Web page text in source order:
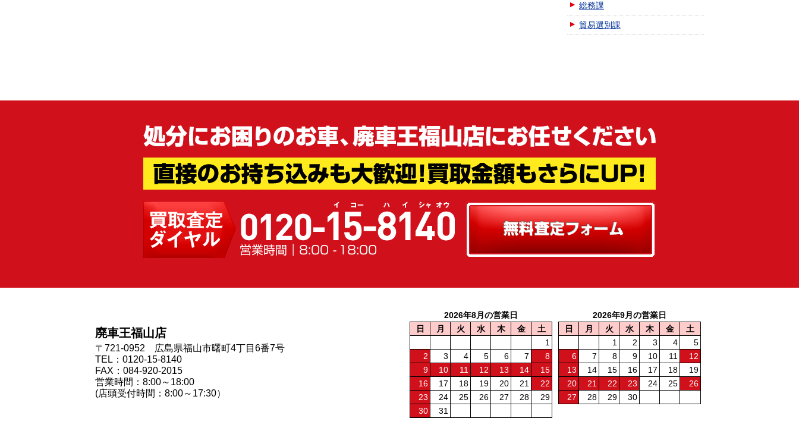
総務課
貿易選別課
廃車王福山店
〒721-0952 広島県福山市曙町4丁目6番7号
TEL：0120-15-8140
FAX：084-920-2015
営業時間：8:00～18:00
(店頭受付時間：8:00～17:30）
2026年8月の営業日
日
月 火 水 木 金
土
1
2
3 4 5 6 7
8
9
10 11 12 13 14
15
16
17 18 19 20 21
22
23
24 25 26 27 28
29
30
31
2026年9月の営業日
日
月 火 水 木 金
土
1
2 3 4
5
6
7 8 9 10 11
12
13
14 15 16 17 18
19
20
21 22 23 24 25
26
27
28 29 30